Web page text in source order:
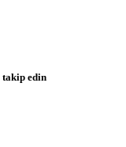
takip edin